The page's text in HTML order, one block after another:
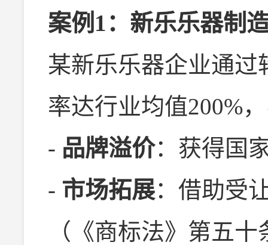
案例1：新乐乐器制
某新乐乐器企业通
率达行业均值200%
- 品牌溢价：获得国
- 市场拓展：借助受
（《商标法》第五十